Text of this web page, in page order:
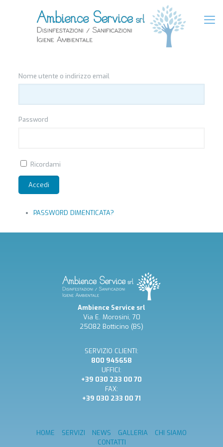
Nome utente o indirizzo email
Password
Ricordami
Accedi
PASSWORD DIMENTICATA?
Ambience Service srl
Via E. Morosini, 70
25082 Botticino (BS)
SERVIZIO CLIENTI:
800 945658
UFFICI:
+39 030 233 00 70
FAX:
+39 030 233 00 71
HOME SERVIZI NEWS GALLERIA
CHI SIAMO
CONTATTI